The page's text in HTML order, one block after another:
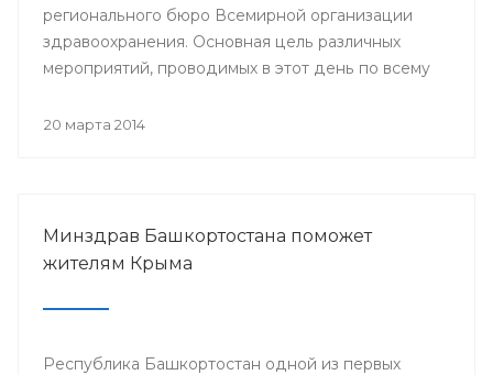
регионального бюро Всемирной организации
здравоохранения. Основная цель различных
мероприятий, проводимых в этот день по всему
и информирование населения о заболевании и
20 марта 2014
Минздрав Башкортостана поможет
жителям Крыма
Республика Башкортостан одной из первых